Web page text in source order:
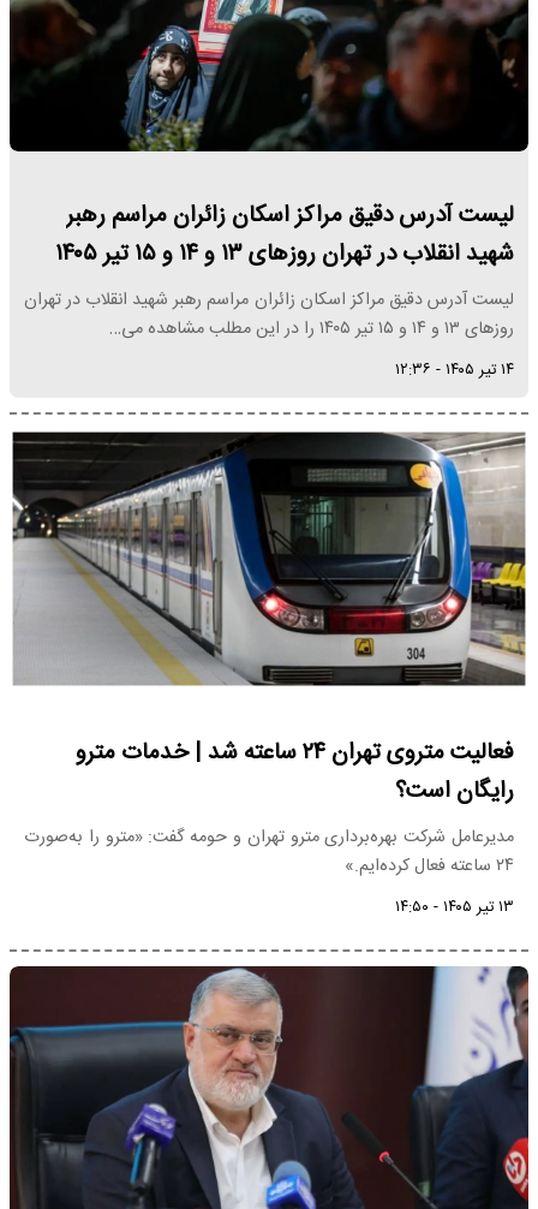
لیست آدرس دقیق مراکز اسکان زائران مراسم رهبر
شهید انقلاب در تهران روزهای ۱۳ و ۱۴ و ۱۵ تیر ۱۴۰۵
لیست آدرس دقیق مراکز اسکان زائران مراسم رهبر شهید انقلاب در تهران
روزهای ۱۳ و ۱۴ و ۱۵ تیر ۱۴۰۵ را در این مطلب مشاهده می…
۱۴ تیر ۱۴۰۵ - ۱۲:۳۶
فعالیت متروی تهران ۲۴ ساعته شد | خدمات مترو
رایگان است؟
مدیرعامل شرکت بهره‌برداری مترو تهران و حومه گفت: «مترو را به‌صورت
۲۴ ساعته فعال کرده‌ایم.»
۱۳ تیر ۱۴۰۵ - ۱۴:۵۰